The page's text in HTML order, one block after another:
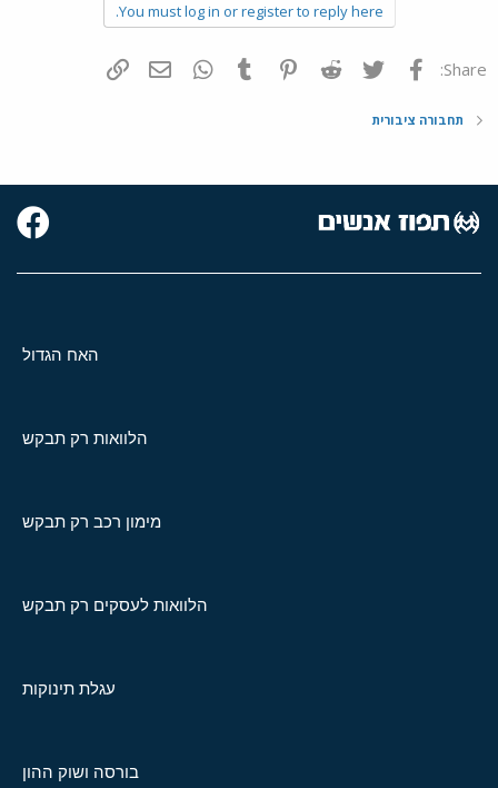
You must log in or register to reply here.
Share: פייסבוק Twitter
Reddit
Pinterest
Tumblr
WhatsAppדואר אלקטרוני
תחבורה ציבורית
האח הגדול
הלוואות רק תבקש
מימון רכב רק תבקש
הלוואות לעסקים רק תבקש
עגלת תינוקות
בורסה ושוק ההון